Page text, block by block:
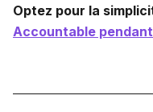
Optez pour la
Accountable pendant